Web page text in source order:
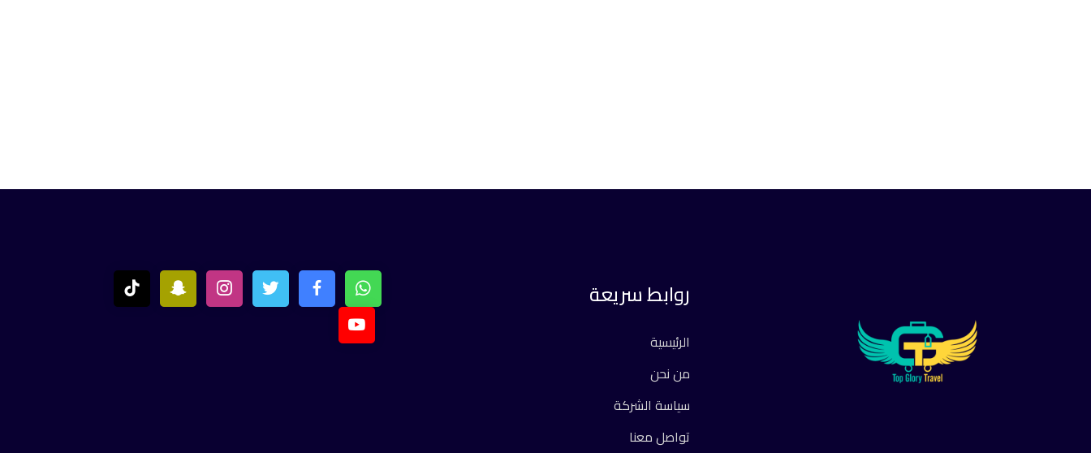
روابط سريعة
الرئيسية
من نحن
سياسة الشركة
تواصل معنا